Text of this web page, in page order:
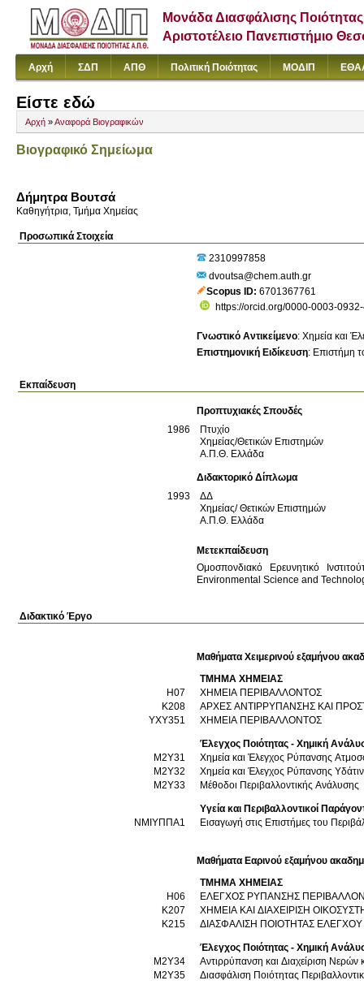
Μονάδα Διασφάλισης Ποιότητας
Αριστοτέλειο Πανεπιστήμιο
Αρχή ΣΔΠ ΑΠΘ Πολιτική Ποιότητας ΜΟΔΙΠ
Είστε εδώ
Αρχή »Αναφορά Βιογραφικών
Βιογραφικό Σημείωμα
Δήμητρα Βουτσά
Καθηγήτρια, Τμήμα Χημείας
Προσωπικά Στοιχεία
2310997858
dvoutsa@chem.auth.gr
Scopus ID 6701367761
https://orcid.org/0000-0003-
Γνωστικό Αντικείμενο: Χημεία και
Επιστημονική Ειδίκευση: Επιστήμη
Εκπαίδευση
Προπτυχιακές Σπουδές
1986
Πτυχίο
Χημείας/Θετικών Επιστημών
Α.Π.Θ. Ελλάδα
Διδακτορικό Δίπλωμα
1993
ΔΔ
Χημείας/ Θετικών Επιστημών
Α.Π.Θ. Ελλάδα
Μετεκπαίδευση
Ομοσπονδιακό Ερευνητικό
Environmental Science and
Διδακτικό Έργο
Μαθήματα Χειμερινού εξαμήνου
ΤΜΗΜΑ ΧΗΜΕΙΑΣ
Η07
ΧΗΜΕΙΑ ΠΕΡΙΒΑΛΛΟΝΤΟΣ
Κ208
ΑΡΧΕΣ ΑΝΤΙΡΡΥΠΑΝΣΗΣ ΚΑΙ
ΥΧΥ351
ΧΗΜΕΙΑ ΠΕΡΙΒΑΛΛΟΝΤΟΣ
Έλεγχος Ποιότητας - Χημική
Μ2Υ31
Χημεία και
Μ2Υ32
Χημεία και Έλεγχος Ρύπανσης
Μ2Υ33
Μέθοδοι Περιβαλλοντικής Ανάλυσης
Υγεία και Περιβαλλοντικοί
ΝΜΙΥΠΠΑ1
Εισαγωγή στις Επιστήμες του
Μαθήματα Εαρινού εξαμήνου
ΤΜΗΜΑ ΧΗΜΕΙΑΣ
Η06
ΕΛΕΓΧΟΣ ΡΥΠΑΝΣΗΣ
Κ207
ΧΗΜΕΙΑ ΚΑΙ ΔΙΑΧΕΙΡΙΣΗ
Κ215
ΔΙΑΣΦΑΛΙΣΗ ΠΟΙΟΤΗΤΑΣ ΕΛΕΓΧΟΥ
Έλεγχος Ποιότητας - Χημική
Μ2Υ34
Αντιρρύπανση και Διαχείριση
Μ2Υ35
Διασφάλιση Ποιότητας